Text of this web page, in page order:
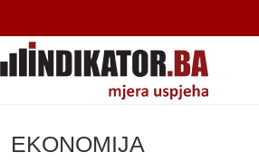
EKONOMIJA